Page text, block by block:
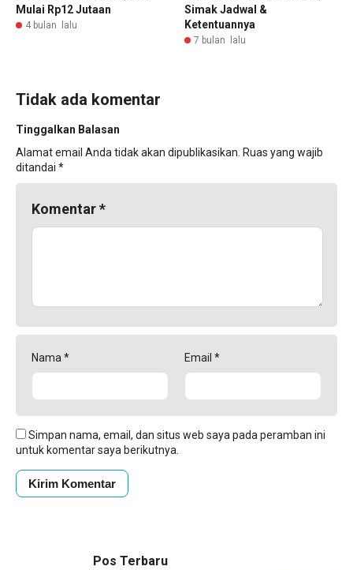
Mulai Rp12 Jutaan
4 bulan lalu
Simak Jadwal &
Ketentuannya
7 bulan lalu
Tidak ada komentar
Tinggalkan Balasan
Alamat email Anda tidak akan dipublikasikan. Ruas yang wajib
ditandai *
Komentar*
Nama* Email *
Simpan nama, email, dan situs web saya pada peramban ini
untuk komentar saya berikutnya.
Pos Terbaru